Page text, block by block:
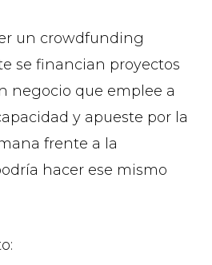
un crowdfunding
se financian proyectos
negocio que emplee a
y apueste por la
frente a la
hacer ese mismo